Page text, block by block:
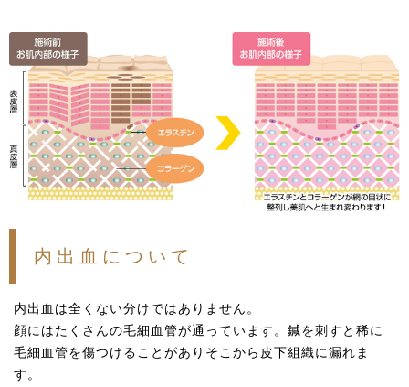
内出血について
内出血は全くない分けではありません。
顔にはたくさんの毛細血管が通っています。鍼を刺すと稀に
毛細血管を傷つけることがありそこから皮下組織に漏れま
す。